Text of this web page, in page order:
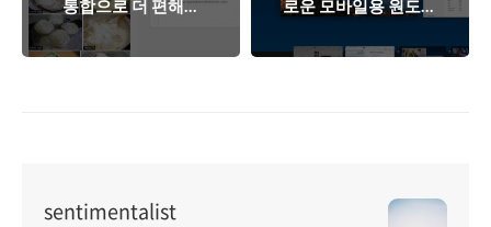
통합으로 더 편해진
마이크로소프트 스웨
이(Sway)
로운 모바일용 원도는
시될까?
sentimentalist